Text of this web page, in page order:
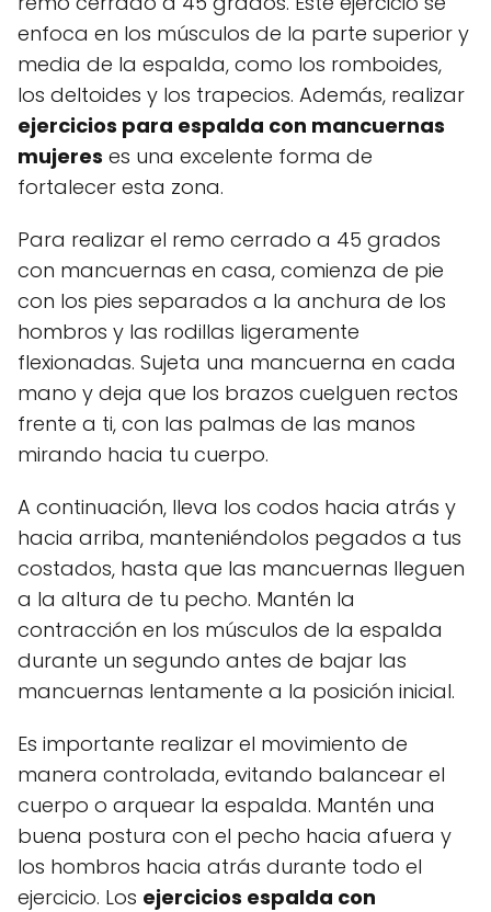
enfoca en los músculos de la parte superior y
media de la espalda, como los romboides,
los deltoides y los trapecios. Además, realizar
ejercicios para espalda con mancuernas
mujeres es una excelente forma de
fortalecer esta zona.
Para realizar el remo cerrado a 45 grados
con mancuernas en casa, comienza de pie
con los pies separados a la anchura de los
hombros y las rodillas ligeramente
flexionadas. Sujeta una mancuerna en cada
mano y deja que los brazos cuelguen rectos
frente a ti, con las palmas de las manos
mirando hacia tu cuerpo.
A continuación, lleva los codos hacia atrás y
hacia arriba, manteniéndolos pegados a tus
costados, hasta que las mancuernas lleguen
a la altura de tu pecho. Mantén la
contracción en los músculos de la espalda
durante un segundo antes de bajar las
mancuernas lentamente a la posición inicial.
Es importante realizar el movimiento de
manera controlada, evitando balancear el
cuerpo o arquear la espalda. Mantén una
buena postura con el pecho hacia afuera y
los hombros hacia atrás durante todo el
ejercicio. Los ejercicios espalda con